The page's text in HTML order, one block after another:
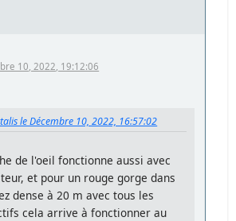
10, 2022, 19:12:06
le Décembre 10, 2022, 16:57:02
de l'oeil fonctionne aussi avec
et pour un rouge gorge dans
dense à 20 m avec tous les
cela arrive à fonctionner au